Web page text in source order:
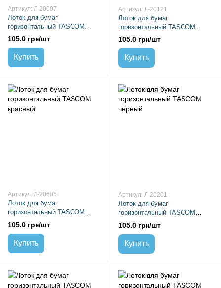
Артикул: Л-20007
Лоток для бумаг
горизонтальный TASCOM
белый
105.0 грн/шт
Купить
Артикул: Л-20121
Лоток для бумаг
горизонтальный TASCOM
серый
105.0 грн/шт
Купить
Артикул: Л-20605
Лоток для бумаг
горизонтальный TASCOM
красный
105.0 грн/шт
Купить
Артикул: Л-20201
Лоток для бумаг
горизонтальный TASCOM
черный
105.0 грн/шт
Купить